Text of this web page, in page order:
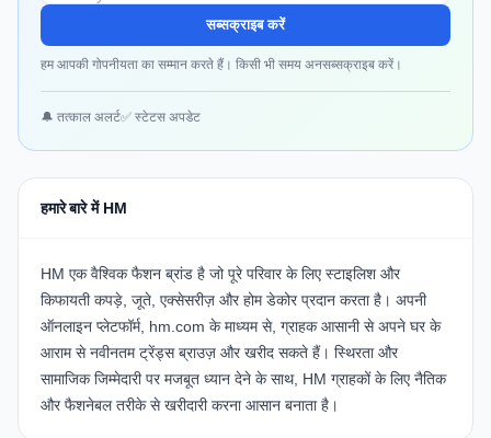
सब्सक्राइब करें
हम आपकी गोपनीयता का सम्मान करते हैं। किसी भी समय अनसब्सक्राइब करें।
🔔 तत्काल अलर्ट✅ स्टेटस अपडेट
हमारे बारे में HM
HM एक वैश्विक फैशन ब्रांड है जो पूरे परिवार के लिए स्टाइलिश और
किफायती कपड़े, जूते, एक्सेसरीज़ और होम डेकोर प्रदान करता है। अपनी
ऑनलाइन प्लेटफॉर्म, hm.com के माध्यम से, ग्राहक आसानी से अपने घर के
आराम से नवीनतम ट्रेंड्स ब्राउज़ और खरीद सकते हैं। स्थिरता और
सामाजिक जिम्मेदारी पर मजबूत ध्यान देने के साथ, HM ग्राहकों के लिए नैतिक
और फैशनेबल तरीके से खरीदारी करना आसान बनाता है।